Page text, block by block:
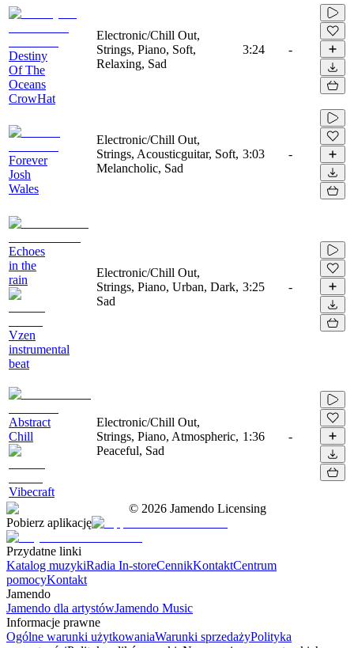
Destiny
Of The
Oceans
CrowHat
Electronic/Chill Out,
Strings, Piano, Soft,
Relaxing, Sad
3:24 -
Forever
Josh
Wales
Electronic/Chill Out,
Strings, Acousticguitar, Soft,
Melancholic, Sad
3:03 -
Echoes
in the
rain
Vzen
instrumental
beat
Electronic/Chill Out,
Strings, Piano, Urban, Dark,
Sad
3:25 -
Abstract
Chill
Vibecraft
Electronic/Chill Out,
Strings, Piano, Atmospheric,
Peaceful, Sad
1:36 -
© 2026 Jamendo Licensing
Pobierz aplikację
Przydatne linki
Katalog muzykiRadia In-storeCennikKontaktCentrum
pomocyKontakt
Jamendo
Jamendo dla artystówJamendo Music
Informacje prawne
Ogólne warunki użytkowaniaWarunki sprzedażyPolityka